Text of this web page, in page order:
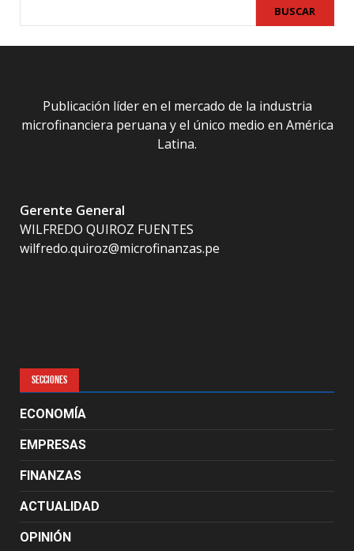
BUSCAR
Publicación líder en el mercado de la industria
microfinanciera peruana y el único medio en América
Latina.
Gerente General
WILFREDO QUIROZ FUENTES
wilfredo.quiroz@microfinanzas.pe
SECCIONES
ECONOMÍA
EMPRESAS
FINANZAS
ACTUALIDAD
OPINIÓN